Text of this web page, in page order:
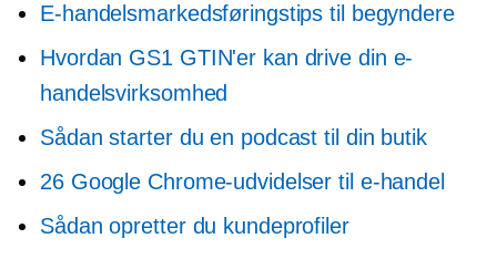
E-handelsmarkedsføringstips til begyndere
Hvordan GS1 GTIN'er kan drive din e-
handelsvirksomhed
Sådan starter du en podcast til din butik
26 Google Chrome-udvidelser til e-handel
Sådan opretter du kundeprofiler